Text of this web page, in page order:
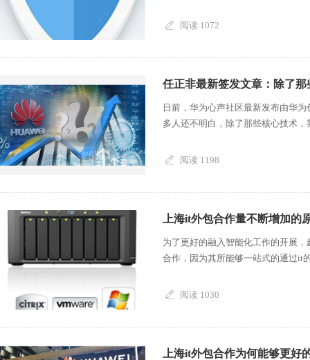
阅读 1072
任正非最新签发文章：除了
日前，华为心声社区最新发布由华
多人还不明白，除了那些核心技术
阅读 1198
上海it外包合作量不断增加的
为了更好的融入智能化工作的开展
合作，因为其所能够一站式的通过it
阅读 1030
上海it外包合作为何能够更好